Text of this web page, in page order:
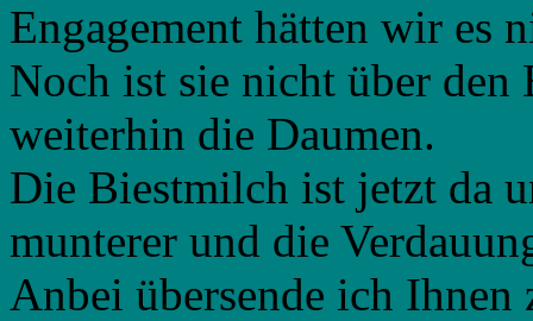
Engagement hätten wir es
Noch ist sie nicht über den
weiterhin die Daumen.
Die Biestmilch ist jetzt da
munterer und die
Anbei übersende ich